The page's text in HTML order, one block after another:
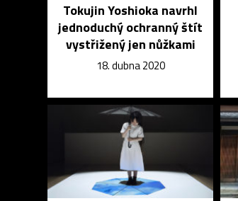
Tokujin Yoshioka navrhl
jednoduchý ochranný štít
vystřižený jen nůžkami
18. dubna 2020